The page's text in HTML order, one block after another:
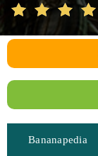
Bananapedia